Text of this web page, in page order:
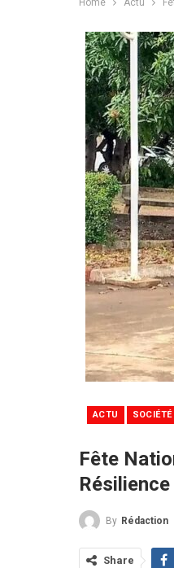
Home Actu
ACTU SOCIÉTÉ
Fête
Résilience
By Rédaction
Share